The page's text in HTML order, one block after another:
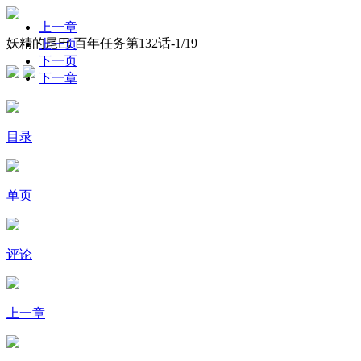
妖精的尾巴 百年任务第132话-1/19
上一章
上一页
下一页
下一章
目录
单页
评论
上一章